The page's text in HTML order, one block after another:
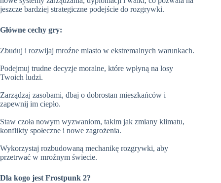
jeszcze bardziej strategiczne podejście do rozgrywki.
Główne cechy gry:
Zbuduj i rozwijaj mroźne miasto w ekstremalnych warunkach.
Podejmuj trudne decyzje moralne, które wpłyną na losy
Twoich ludzi.
Zarządzaj zasobami, dbaj o dobrostan mieszkańców i
zapewnij im ciepło.
Staw czoła nowym wyzwaniom, takim jak zmiany klimatu,
konflikty społeczne i nowe zagrożenia.
Wykorzystaj rozbudowaną mechanikę rozgrywki, aby
przetrwać w mroźnym świecie.
Dla kogo jest Frostpunk 2?